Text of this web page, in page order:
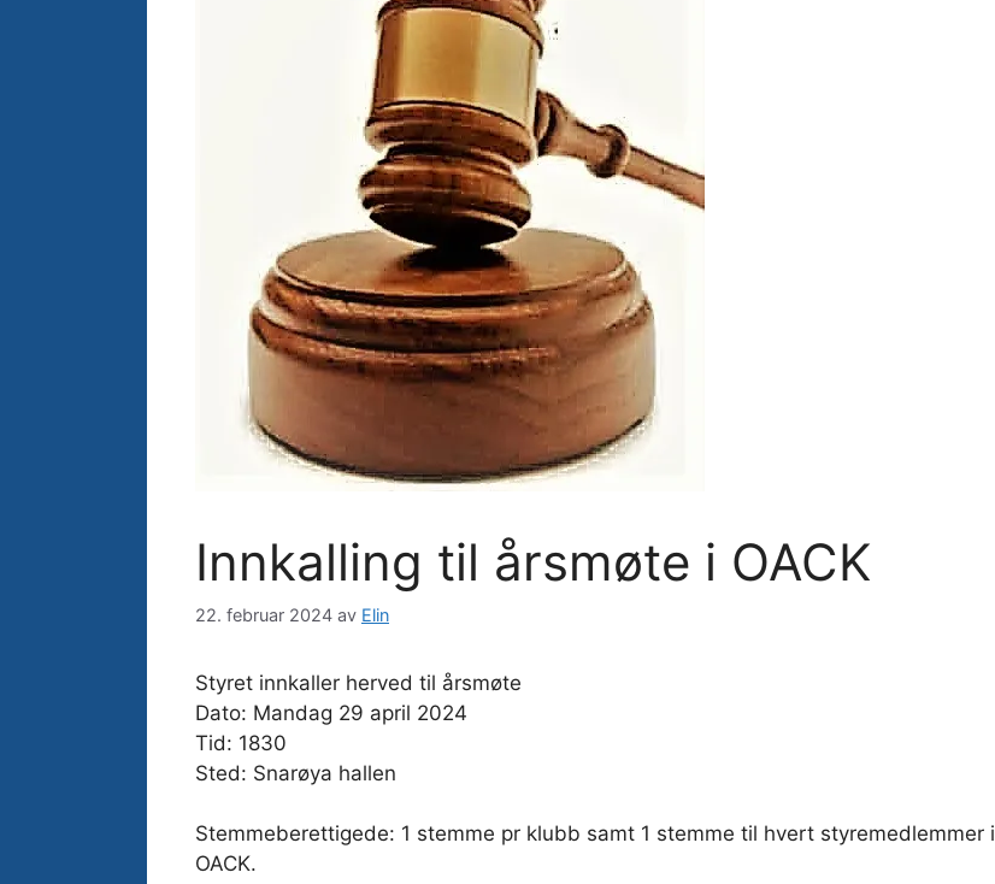
Innkalling til årsmøte i OACK
22. februar 2024 av Elin
Styret innkaller herved til årsmøte
Dato: Mandag 29 april 2024
Tid: 1830
Sted: Snarøya hallen
Stemmeberettigede: 1 stemme pr klubb samt 1 stemme til hvert styremedlemmer i
OACK.